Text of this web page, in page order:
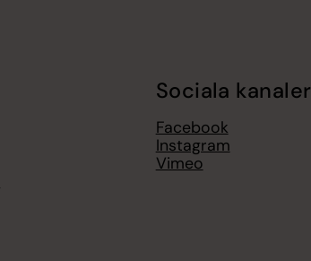
Sociala kanaler
Facebook
Instagram
Vimeo